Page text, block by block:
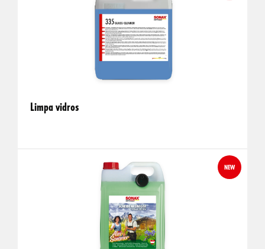
Limpa vidros
NEW